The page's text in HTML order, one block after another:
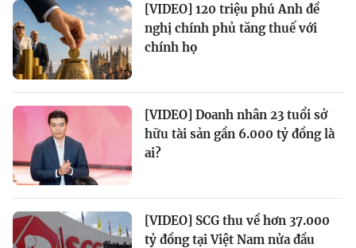
[VIDEO] 120 triệu phú Anh đề
nghị chính phủ tăng thuế với
chính họ
[VIDEO] Doanh nhân 23 tuổi sở
hữu tài sản gần 6.000 tỷ đồng là
ai?
[VIDEO] SCG thu về hơn 37.000
tỷ đồng tại Việt Nam nửa đầu